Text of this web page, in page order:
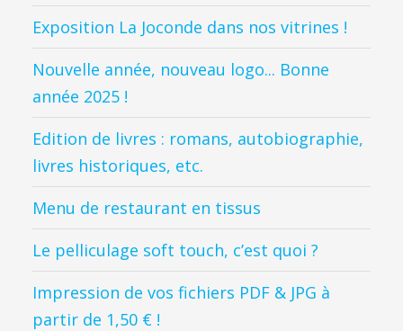
Exposition La Joconde dans nos vitrines !
Nouvelle année, nouveau logo... Bonne
année 2025 !
Edition de livres : romans, autobiographie,
livres historiques, etc.
Menu de restaurant en tissus
Le pelliculage soft touch, c’est quoi ?
Impression de vos fichiers PDF & JPG à
partir de 1,50 € !